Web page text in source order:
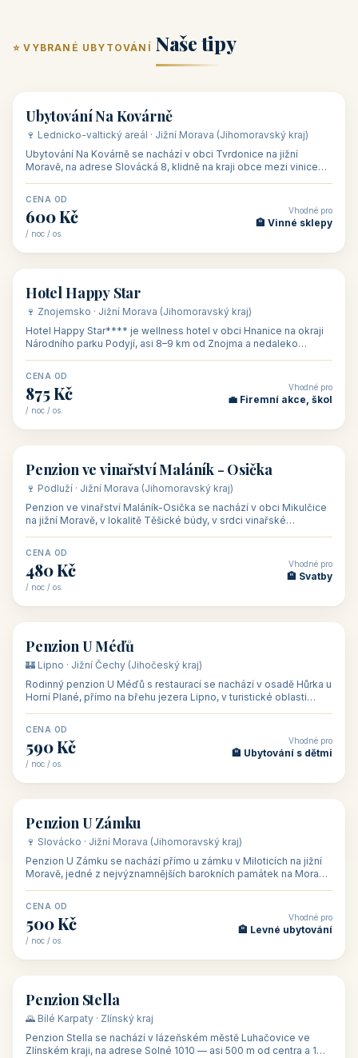
⭐ VYBRANÉ UBYTOVÁNÍ Naše tipy
🏡 penzion
Ubytování Na Kovárně
🍷 Lednicko-valtický areál · Jižní Morava (Jihomoravský kraj)
Ubytování Na Kovárně se nachází v obci Tvrdonice na jižní
Moravě, na adrese Slovácká 8, klidně na kraji obce mezi vinicemi,
CENA OD
600 Kč
/ noc / os.
Vhodné pro
🏨 Vinné sklepy
🏨 hotel
Hotel Happy Star
🍷 Znojemsko · Jižní Morava (Jihomoravský kraj)
Hotel Happy Star**** je wellness hotel v obci Hnanice na okraji
Národního parku Podyjí, asi 8–9 km od Znojma a nedaleko
CENA OD
875 Kč
/ noc / os.
Vhodné pro
💼 Firemní akce, škol
🏡 penzion
Penzion ve vinařství Maláník - Osička
🍷 Podluží · Jižní Morava (Jihomoravský kraj)
Penzion ve vinařství Maláník-Osička se nachází v obci Mikulčice
na jižní Moravě, v lokalitě Těšické búdy, v srdci vinařské
CENA OD
480 Kč
/ noc / os.
Vhodné pro
🏨 Svatby
🏡 penzion
Penzion U Méďů
🏰 Lipno · Jižní Čechy (Jihočeský kraj)
Rodinný penzion U Méďů s restaurací se nachází v osadě Hůrka u
Horní Plané, přímo na břehu jezera Lipno, v turistické oblasti
CENA OD
590 Kč
/ noc / os.
Vhodné pro
🏨 Ubytování s dětmi
🏡 penzion
Penzion U Zámku
🍷 Slovácko · Jižní Morava (Jihomoravský kraj)
Penzion U Zámku se nachází přímo u zámku v Miloticích na jižní
Moravě, jedné z nejvýznamnějších barokních památek na Moravě,
CENA OD
500 Kč
/ noc / os.
Vhodné pro
🏨 Levné ubytování
🏡 penzion
Penzion Stella
🌄 Bílé Karpaty · Zlínský kraj
Penzion Stella se nachází v lázeňském městě Luhačovice ve
Zlínském kraji, na adrese Solné 1010 — asi 500 m od centra a 1